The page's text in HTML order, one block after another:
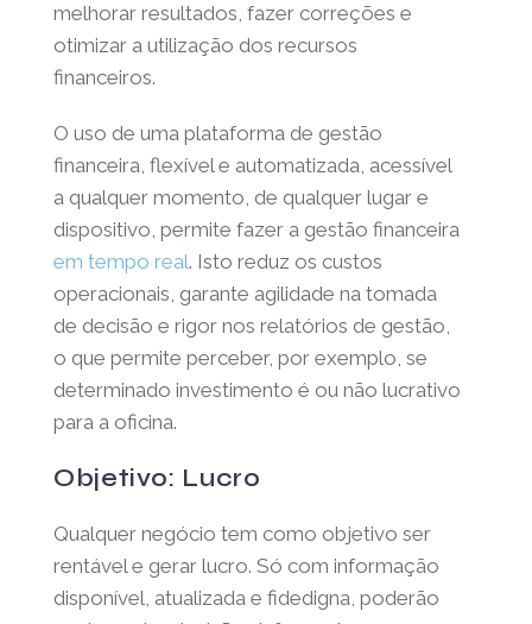
melhorar resultados, fazer correções e
otimizar a utilização dos recursos
financeiros.
O uso de uma plataforma de gestão
financeira, flexível e automatizada, acessível
a qualquer momento, de qualquer lugar e
dispositivo, permite fazer a gestão financeira
em tempo real. Isto reduz os custos
operacionais, garante agilidade na tomada
de decisão e rigor nos relatórios de gestão,
o que permite perceber, por exemplo, se
determinado investimento é ou não lucrativo
para a oficina.
Objetivo: Lucro
Qualquer negócio tem como objetivo ser
rentável e gerar lucro. Só com informação
disponível, atualizada e fidedigna, poderão